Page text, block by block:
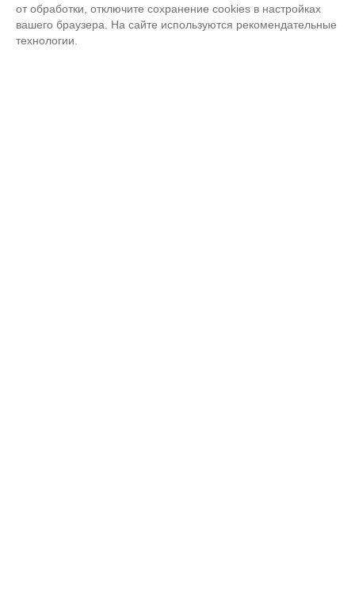
от обработки, отключите сохранение cookies в настройках
вашего браузера. На сайте используются рекомендательные
технологии.